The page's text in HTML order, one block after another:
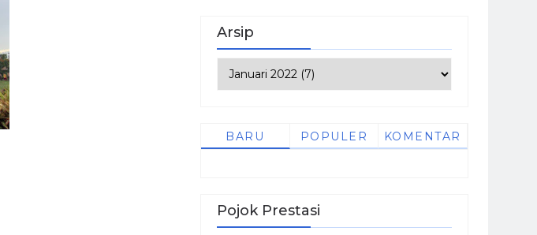
Arsip
BARU POPULER KOMENTAR
Pojok Prestasi